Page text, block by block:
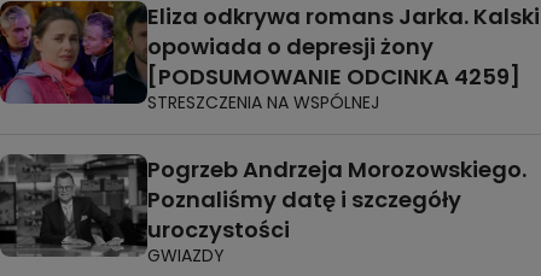
Eliza odkrywa romans Jarka. Kalski
opowiada o depresji żony
[PODSUMOWANIE ODCINKA 4259]
STRESZCZENIA NA WSPÓLNEJ
Pogrzeb Andrzeja Morozowskiego.
Poznaliśmy datę i szczegóły
uroczystości
GWIAZDY